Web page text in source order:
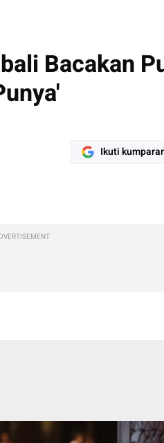
Bacakan
Ikuti